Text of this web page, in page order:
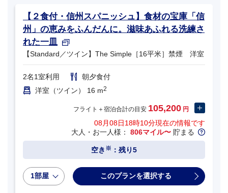
【２食付・信州スパニッシュ】食材の宝庫「信
州」の恵みをふんだんに。滋味あふれる洗練さ
れた一皿
【Standard／ツイン】The Simple［16平米］禁煙 洋室
2名1室利用
朝夕食付
洋室（ツイン） 16 m2
フライト＋宿泊合計の目安 105,200 円
08月08日18時10分現在の情報です
大人・お一人様： 806マイル〜 貯まる
空き ※ ：残り5
1部屋